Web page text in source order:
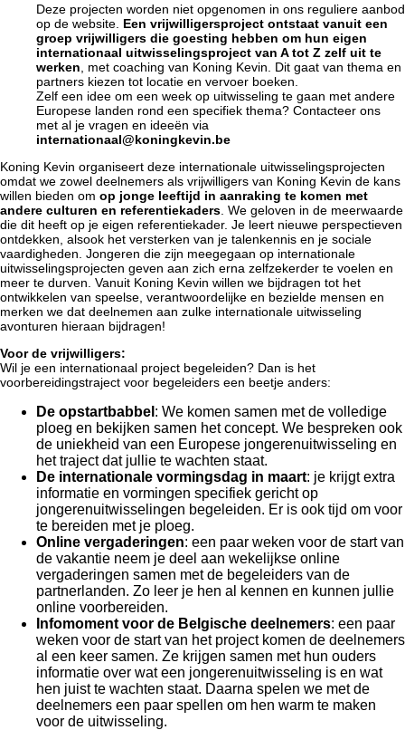
Deze projecten worden niet opgenomen in ons reguliere aanbod
op de website. Een vrijwilligersproject ontstaat vanuit een
groep vrijwilligers die goesting hebben om hun eigen
internationaal uitwisselingsproject van A tot Z zelf uit te
werken , met coaching van Koning Kevin. Dit gaat van thema en
partners kiezen tot locatie en vervoer boeken.
Zelf een idee om een week op uitwisseling te gaan met andere
Europese landen rond een specifiek thema? Contacteer ons
met al je vragen en ideeën via
internationaal@koningkevin.be
Koning Kevin organiseert deze internationale uitwisselingsprojecten
omdat we zowel deelnemers als vrijwilligers van Koning Kevin de kans
willen bieden om op jonge leeftijd in aanraking te komen met
andere culturen en referentiekaders . We geloven in de meerwaarde
die dit heeft op je eigen referentiekader. Je leert nieuwe perspectieven
ontdekken, alsook het versterken van je talenkennis en je sociale
vaardigheden. Jongeren die zijn meegegaan op internationale
uitwisselingsprojecten geven aan zich erna zelfzekerder te voelen en
meer te durven. Vanuit Koning Kevin willen we bijdragen tot het
ontwikkelen van speelse, verantwoordelijke en bezielde mensen en
merken we dat deelnemen aan zulke internationale uitwisseling
avonturen hieraan bijdragen!
Voor de vrijwilligers:
Wil je een internationaal project begeleiden? Dan is het
voorbereidingstraject voor begeleiders een beetje anders:
De opstartbabbel : We komen samen met de volledige
ploeg en bekijken samen het concept. We bespreken ook
de uniekheid van een Europese jongerenuitwisseling en
het traject dat jullie te wachten staat.
De internationale vormingsdag in maart: je krijgt extra
informatie en vormingen specifiek gericht op
jongerenuitwisselingen begeleiden. Er is ook tijd om voor
te bereiden met je ploeg.
Online vergaderingen: een paar weken voor de start van
de vakantie neem je deel aan wekelijkse online
vergaderingen samen met de begeleiders van de
partnerlanden. Zo leer je hen al kennen en kunnen jullie
online voorbereiden.
Infomoment voor de Belgische deelnemers: een paar
weken voor de start van het project komen de deelnemers
al een keer samen. Ze krijgen samen met hun ouders
informatie over wat een jongerenuitwisseling is en wat
hen juist te wachten staat. Daarna spelen we met de
deelnemers een paar spellen om hen warm te maken
voor de uitwisseling.